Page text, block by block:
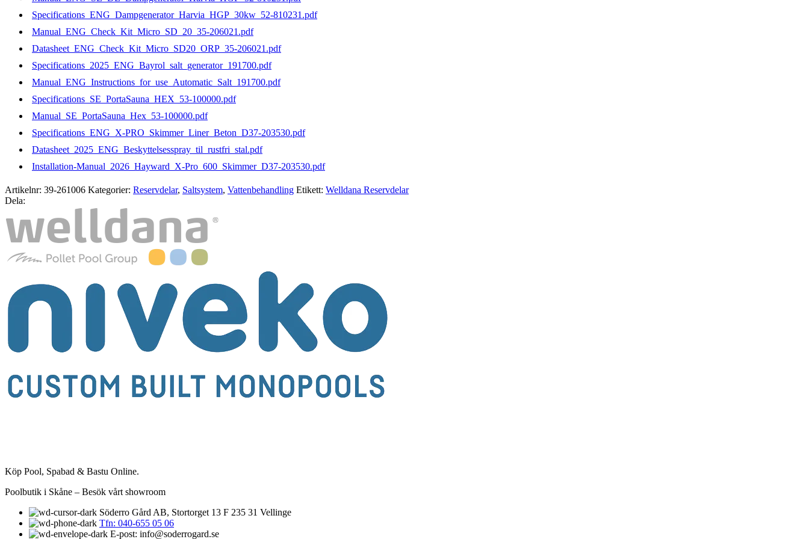
Specifications_ENG_Dampgenerator_Harvia_HGP_30kw_52-810231.pdf
Manual_ENG_Check_Kit_Micro_SD_20_35-206021.pdf
Datasheet_ENG_Check_Kit_Micro_SD20_ORP_35-206021.pdf
Specifications_2025_ENG_Bayrol_salt_generator_191700.pdf
Manual_ENG_Instructions_for_use_Automatic_Salt_191700.pdf
Specifications_SE_PortaSauna_HEX_53-100000.pdf
Manual_SE_PortaSauna_Hex_53-100000.pdf
Specifications_ENG_X-PRO_Skimmer_Liner_Beton_D37-203530.pdf
Datasheet_2025_ENG_Beskyttelsesspray_til_rustfri_stal.pdf
Installation-Manual_2026_Hayward_X-Pro_600_Skimmer_D37-203530.pdf
Artikelnr: 39-261006 Kategorier: Reservdelar, Saltsystem, Vattenbehandling Etikett: Welldana Reservdelar
Dela:
Köp Pool, Spabad & Bastu Online.
Poolbutik i Skåne – Besök vårt showroom
Söderro Gård AB, Stortorget 13 F 235 31 Vellinge
Tfn: 040-655 05 06
E-post: info@soderrogard.se